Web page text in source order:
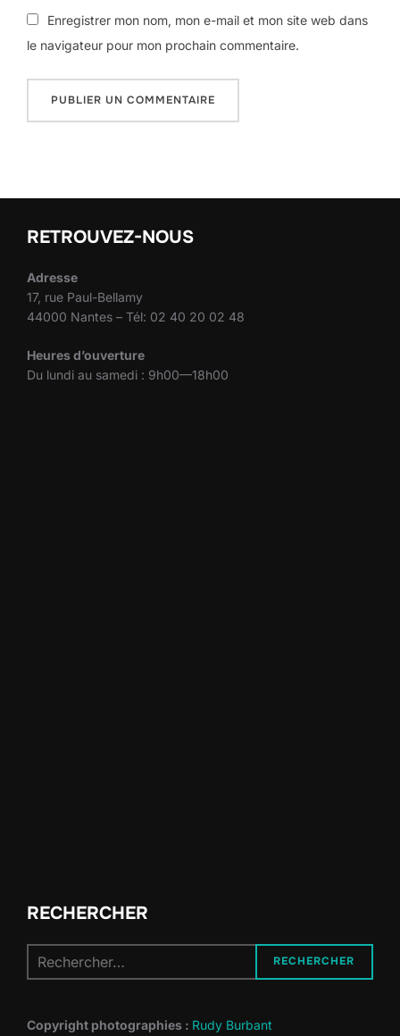
Enregistrer mon nom, mon e-mail et mon site web dans
le navigateur pour mon prochain commentaire.
RETROUVEZ-NOUS
Adresse
17, rue Paul-Bellamy
44000 Nantes – Tél: 02 40 20 02 48
Heures d’ouverture
Du lundi au samedi : 9h00—18h00
RECHERCHER
pour :
RECHERCHER
Copyright photographies : Rudy Burbant